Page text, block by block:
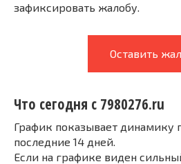
зафиксировать жалобу.
Оставить
Что сегодня с 7980276.ru
График показывает динамику
последние 14 дней.
Если на графике виден